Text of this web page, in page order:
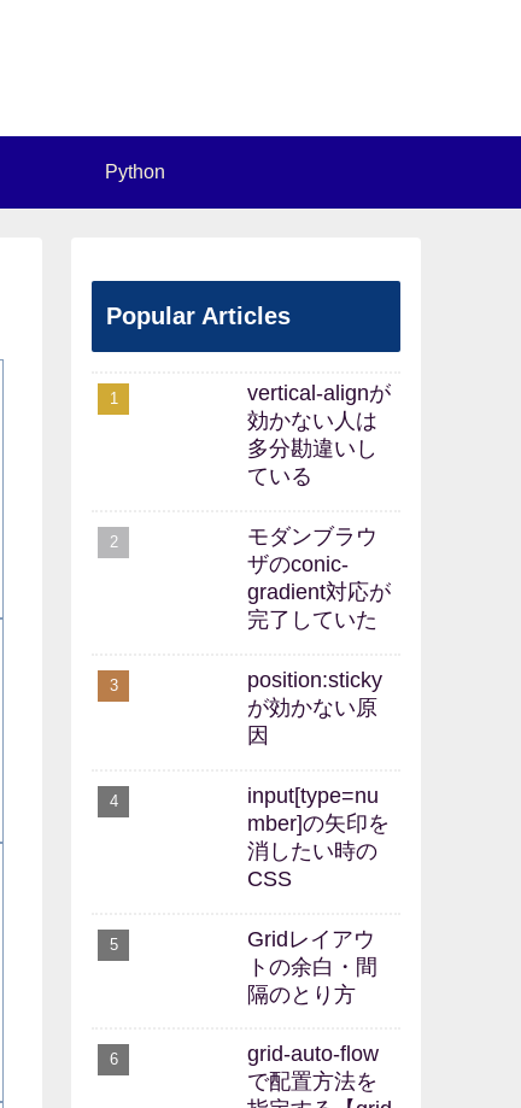
Python
Popular Articles
vertical-alignが
効かない人は
多分勘違いし
ている
モダンブラウ
ザのconic-
gradient対応が
完了していた
position:sticky
が効かない原
因
input[type=nu
mber]の矢印を
消したい時の
CSS
Gridレイアウ
トの余白・間
隔のとり方
grid-auto-flow
で配置方法を